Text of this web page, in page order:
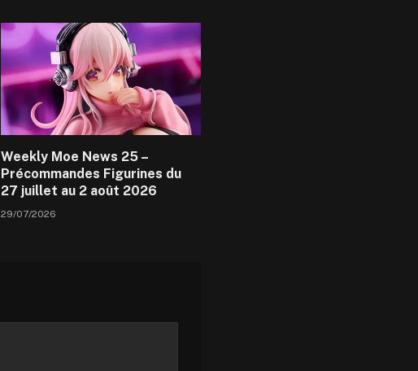
Weekly Moe News 25 –
Précommandes Figurines du
27 juillet au 2 août 2026
29/07/2026